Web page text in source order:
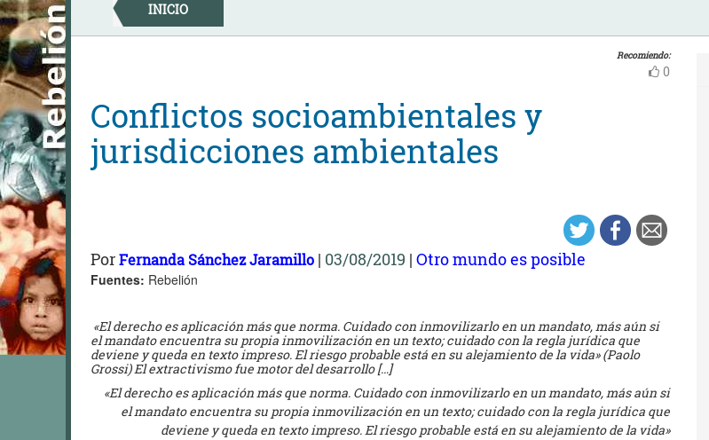
Skip
to
content
INICIO
Recomiendo:
0
Conflictos socioambientales y
jurisdicciones ambientales
PorFernanda Sánchez Jaramillo | 03/08/2019 | Otro mundo es posible
Fuentes: Rebelión
«El derecho es aplicación más que norma. Cuidado con inmovilizarlo en un mandato, más aún si
el mandato encuentra su propia inmovilización en un texto; cuidado con la regla jurídica que
deviene y queda en texto impreso. El riesgo probable está en su alejamiento de la vida» (Paolo
Grossi) El extractivismo fue motor del desarrollo […]
«El derecho es aplicación más que norma. Cuidado con inmovilizarlo en un mandato, más aún si
el mandato encuentra su propia inmovilización en un texto; cuidado con la regla jurídica que
deviene y queda en texto impreso. El riesgo probable está en su alejamiento de la vida»